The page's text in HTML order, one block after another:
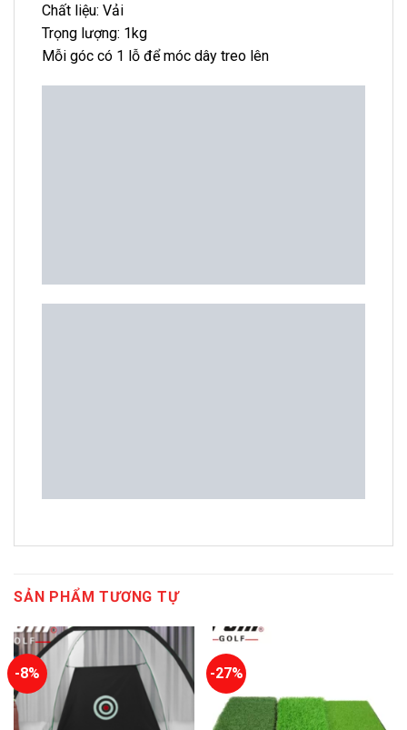
Chất liệu: Vải
Trọng lượng: 1kg
Mỗi góc có 1 lỗ để móc dây treo lên
SẢN PHẨM TƯƠNG TỰ
-8% -27%